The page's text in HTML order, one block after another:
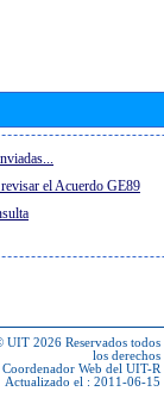
el Acuerdo GE89
UIT 2026 Reservados todos
los derechos
Coordenador Web del UIT-R
Actualizado el : 2011-06-15